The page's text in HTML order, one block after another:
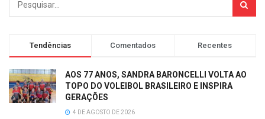
Tendências Comentados Recentes
AOS 77 ANOS, SANDRA BARONCELLI VOLTA AO
TOPO DO VOLEIBOL BRASILEIRO E INSPIRA
GERAÇÕES
4 DE AGOSTO DE 2026